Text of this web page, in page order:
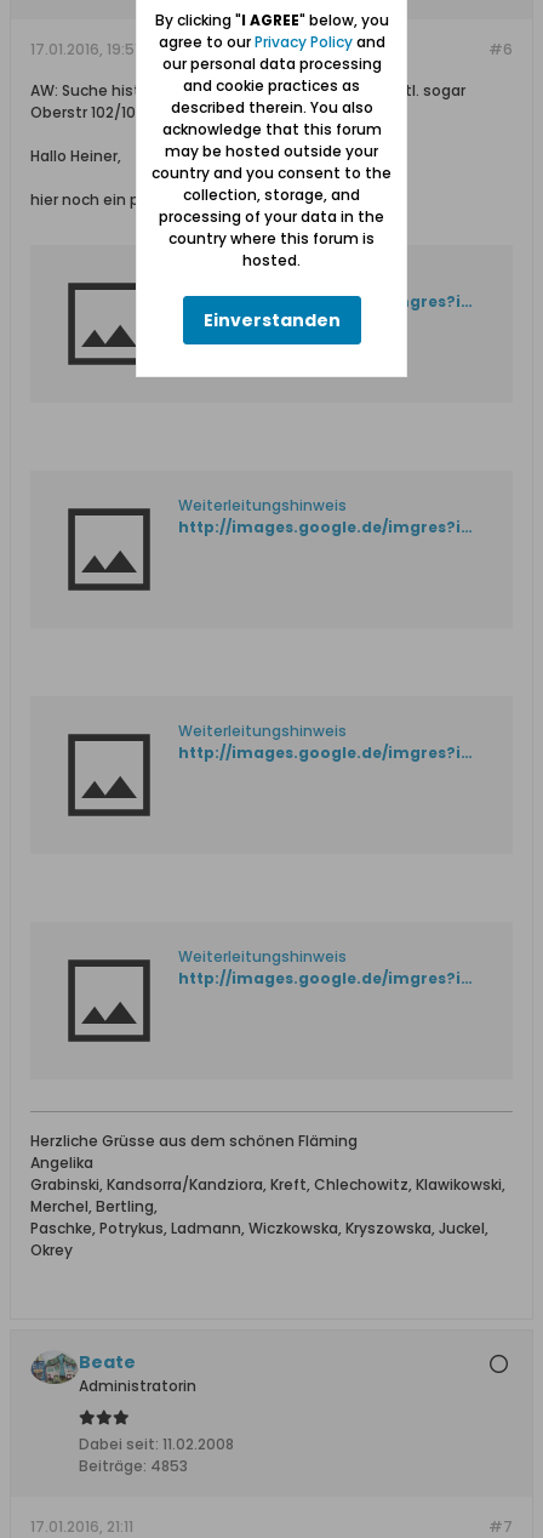
#6
17.01.2016, 19:51
AW: Suche historische Bilder aus ganz Schidlitz, evtl. sogar
Oberstr 102/103
Hallo Heiner,
hier noch ein paar Fotos:
http://images.google.de/imgres?imgurl=http%3A%2F%2Fwww.piwkowski.org%2Fdokumente%2Fgerd-von-piwkowski-urkunden%2FDanzig-Schidlitz.jpg%2Fimage_preview&imgrefurl=http%3A%2F%2Fwww.piwkowski.org%2Fdokumente%2Fgerd-von-piwkowski-urkunden%2FDanzig-Schidlitz.jpg%2Fview&h=296&w=400&tbnid=Nt5bGTTBF2ZPYM%3A&docid=Zw_eftCFfUoVvM&ei=Ld-bVpqyIcbRPc7TtYAE&tbm=isch&iact=rc&uact=3&dur=1077&page=1&start=0&ndsp=20&ved=0ahUKEwja_LLRvrHKAhXGaA8KHc5pDUAQrQMIITAB
Weiterleitungshinweis
http://images.google.de/imgres?imgurl=http%3A%2F%2Fii.forum.mojeosiedle.pl%2F6c%2F02%2Funterstrasse_513.jpg&imgrefurl=http%3A%2F%2Fforum.dawnygdansk.pl%2Fviewtopic.php%3Fp%3D137828&h=350&w=441&tbnid=PIdPRcSDhLUy9M%3A&docid=_bSGGAJ6PZ9FSM&ei=Ld-bVpqyIcbRPc7TtYAE&tbm=isch&iact=rc&uact=3&dur=1494&page=1&start=0&ndsp=20&ved=0ahUKEwja_LLRvrHKAhXGaA8KHc5pDUAQrQMIRTAN
Weiterleitungshinweis
http://images.google.de/imgres?imgurl=http%3A%2F%2Ffotopolska.eu%2Ffoto%2F334%2F334202.jpg&imgrefurl=http%3A%2F%2Fwww.forum.dawnygdansk.pl%2Fviewtopic.php%3Fp%3D137655&h=641&w=1000&tbnid=Q0gIuLFQR0C84M%3A&docid=SUFF3haT42T4aM&ei=Ld-bVpqyIcbRPc7TtYAE&tbm=isch&iact=rc&uact=3&dur=3048&page=3&start=46&ndsp=20&ved=0ahUKEwja_LLRvrHKAhXGaA8KHc5pDUAQrQMI0QEwOg
Weiterleitungshinweis
http://images.google.de/imgres?imgurl=http%3A%2F%2Fforum.dawnygdansk.pl%2Ffiles%2Fkrummerellbogen_193.jpg&imgrefurl=http%3A%2F%2Fforum.dawnygdansk.pl%2Fviewtopic.php%3Ft%3D5096&h=498&w=594&tbnid=QbdEpwZTVUFXAM%3A&docid=1fdI59A-O4x3oM&ei=Ld-bVpqyIcbRPc7TtYAE&tbm=isch&iact=rc&uact=3&dur=3045&page=2&start=20&ndsp=26&ved=0ahUKEwja_LLRvrHKAhXGaA8KHc5pDUAQrQMIlQEwJg
Herzliche Grüsse aus dem schönen Fläming
Angelika
Grabinski, Kandsorra/Kandziora, Kreft, Chlechowitz, Klawikowski,
Merchel, Bertling,
Paschke, Potrykus, Ladmann, Wiczkowska, Kryszowska, Juckel,
Okrey
Beate
Administratorin
Dabei seit: 11.02.2008
Beiträge: 4853
#7
17.01.2016, 21:11
By clicking "I AGREE" below, you
agree to ourPrivacy Policyand
our personal data processing
and cookie practices as
described therein. You also
acknowledge that this forum
may be hosted outside your
country and you consent to the
collection, storage, and
processing of your data in the
country where this forum is
hosted.
Einverstanden